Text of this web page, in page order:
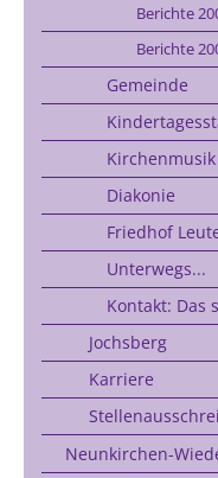
Berichte
Berichte
Gemeinde
Kirchenmusik
Diakonie
Friedhof
Unterwegs...
Kontakt: Das
Jochsberg
Karriere
Neunkirchen-